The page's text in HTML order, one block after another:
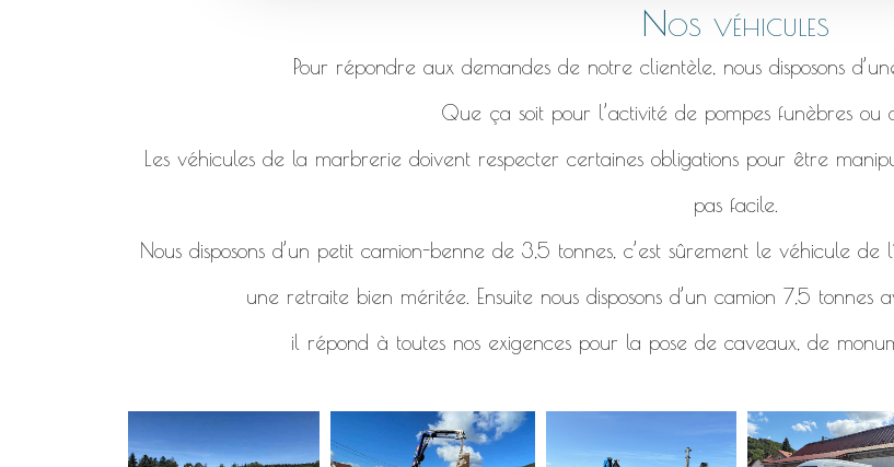
Nos véhicules
Pour répondre aux demandes de notre clientèle, nous disposons
Que ça soit pour l’activité de pompes funèbres ou
Les véhicules de la marbrerie doivent respecter certaines obligations pour être
pas facile.
Nous disposons d’un petit camion-benne de 3,5 tonnes, c’est sûrement le véhicule
une retraite bien méritée. Ensuite nous disposons d’un camion 7,5 tonnes
il répond à toutes nos exigences pour la pose de caveaux, de